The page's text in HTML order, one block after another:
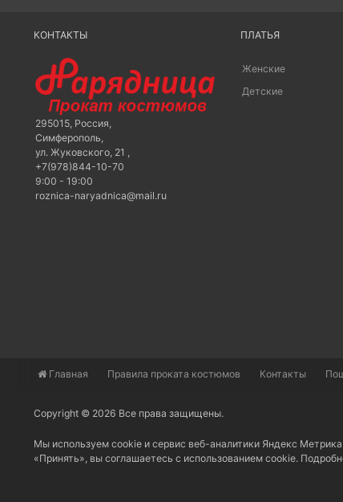
КОНТАКТЫ
295015, Россия,
Симферополь,
ул. Жуковского, 21 ,
+7(978)844-10-70
9:00 - 19:00
roznica-naryadnica@mail.ru
ПЛАТЬЯ
Женские
Детские
Главная ​Правила проката костюмов Контакты
Copyright © 2026 Все права защищены.
Мы используем cookie и сервис веб-аналитики Яндекс
«Принять», вы соглашаетесь с использованием cookie.